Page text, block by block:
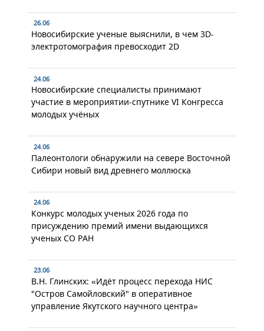
26.06
Новосибирские ученые выяснили, в чем 3D-
электротомография превосходит 2D
24.06
Новосибирские специалисты принимают
участие в мероприятии-спутнике VI Конгресса
молодых учёных
24.06
Палеонтологи обнаружили на севере Восточной
Сибири новый вид древнего моллюска
24.06
Конкурс молодых ученых 2026 года по
присуждению премий имени выдающихся
ученых СО РАН
23.06
В.Н. Глинских: «Идёт процесс перехода НИС
"Остров Самойловский" в оперативное
управление Якутского научного центра»